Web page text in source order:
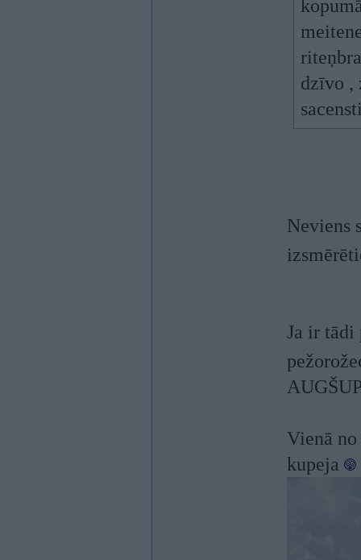
dzīvo ,
Neviens
Ja ir tādi
Vienā
kupeja